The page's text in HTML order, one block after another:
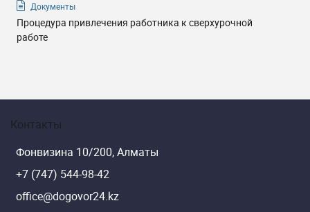
Документы
Процедура привлечения работника к сверхурочной
работе
Контакты
Фонвизина 10/200, Алматы
+7 (747) 544-98-42
office@dogovor24.kz